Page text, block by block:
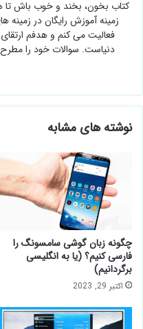
کتاب بخون، بخند و خوب باش تا
زمینه آموزش رایگان در زمینه
فعالیت می کنم و هدفم
دنیاست. سوالات خود را
نوشته های مشابه
چگونه زبان گوشی سامسونگ را
فارسی کنیم؟ (یا به انگلیسی
برگردانیم)
اکتبر 29, 2023